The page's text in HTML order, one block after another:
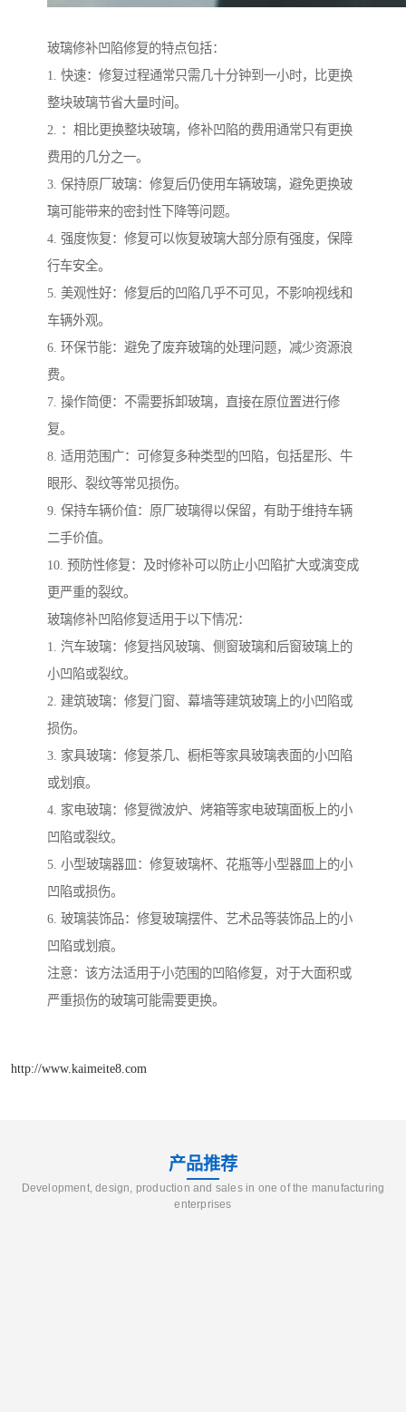
玻璃修补凹陷修复的特点包括：
1. 快速：修复过程通常只需几十分钟到一小时，比更换
整块玻璃节省大量时间。
2. ：相比更换整块玻璃，修补凹陷的费用通常只有更换
费用的几分之一。
3. 保持原厂玻璃：修复后仍使用车辆玻璃，避免更换玻
璃可能带来的密封性下降等问题。
4. 强度恢复：修复可以恢复玻璃大部分原有强度，保障
行车安全。
5. 美观性好：修复后的凹陷几乎不可见，不影响视线和
车辆外观。
6. 环保节能：避免了废弃玻璃的处理问题，减少资源浪
费。
7. 操作简便：不需要拆卸玻璃，直接在原位置进行修
复。
8. 适用范围广：可修复多种类型的凹陷，包括星形、牛
眼形、裂纹等常见损伤。
9. 保持车辆价值：原厂玻璃得以保留，有助于维持车辆
二手价值。
10. 预防性修复：及时修补可以防止小凹陷扩大或演变成
更严重的裂纹。
玻璃修补凹陷修复适用于以下情况：
1. 汽车玻璃：修复挡风玻璃、侧窗玻璃和后窗玻璃上的
小凹陷或裂纹。
2. 建筑玻璃：修复门窗、幕墙等建筑玻璃上的小凹陷或
损伤。
3. 家具玻璃：修复茶几、橱柜等家具玻璃表面的小凹陷
或划痕。
4. 家电玻璃：修复微波炉、烤箱等家电玻璃面板上的小
凹陷或裂纹。
5. 小型玻璃器皿：修复玻璃杯、花瓶等小型器皿上的小
凹陷或损伤。
6. 玻璃装饰品：修复玻璃摆件、艺术品等装饰品上的小
凹陷或划痕。
注意：该方法适用于小范围的凹陷修复，对于大面积或
严重损伤的玻璃可能需要更换。
http://www.kaimeite8.com
产品推荐
Development, design, production and sales in one of the manufacturing
enterprises